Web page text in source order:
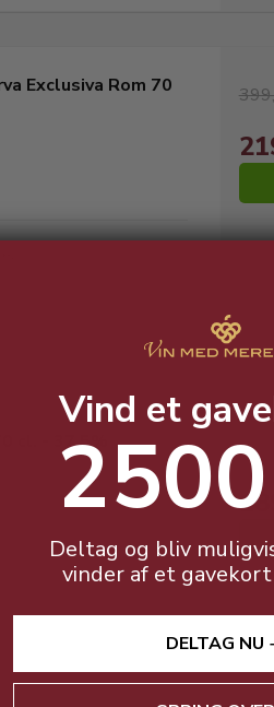
Exclusiva Rom 70
cl. - 37,5%
Vind et
Deltag og bliv
vinder af et
DELTAG